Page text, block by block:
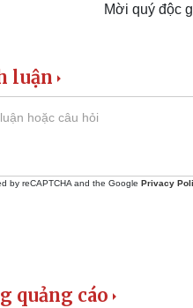
Mời quý độc
luận
by reCAPTCHA and the Google Privacy